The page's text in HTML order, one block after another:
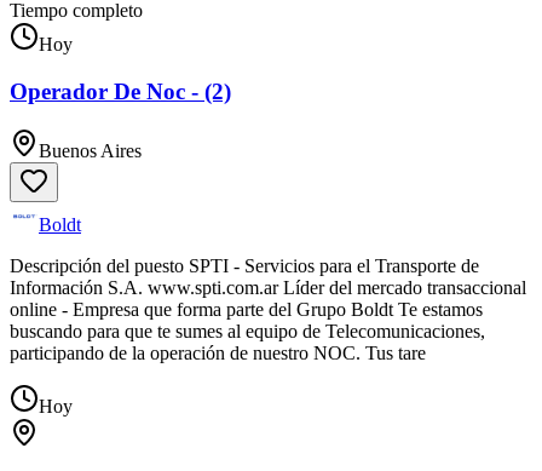
Tiempo completo
Hoy
Operador De Noc - (2)
Buenos Aires
Boldt
Descripción del puesto SPTI - Servicios para el Transporte de
Información S.A. www.spti.com.ar Líder del mercado transaccional
online - Empresa que forma parte del Grupo Boldt Te estamos
buscando para que te sumes al equipo de Telecomunicaciones,
participando de la operación de nuestro NOC. Tus tare
Hoy